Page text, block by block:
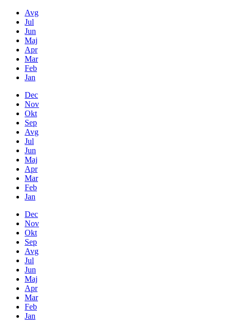
Avg
Jul
Jun
Maj
Apr
Mar
Feb
Jan
Dec
Nov
Okt
Sep
Avg
Jul
Jun
Maj
Apr
Mar
Feb
Jan
Dec
Nov
Okt
Sep
Avg
Jul
Jun
Maj
Apr
Mar
Feb
Jan